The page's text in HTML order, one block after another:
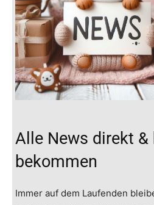
Alle News direkt
bekommen
Immer auf dem Laufenden